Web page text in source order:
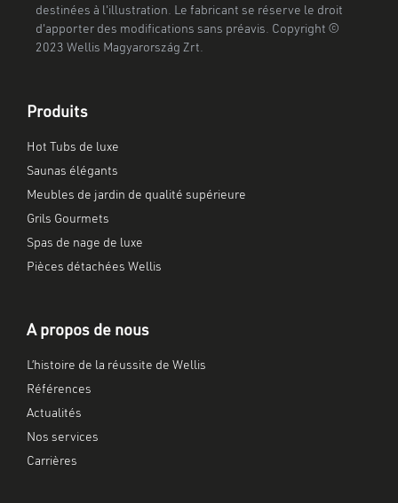
destinées à l'illustration. Le fabricant se réserve le droit
d'apporter des modifications sans préavis. Copyright ©
2023 Wellis Magyarország Zrt.
Produits
Hot Tubs de luxe
Saunas élégants
Meubles de jardin de qualité supérieure
Grils Gourmets
Spas de nage de luxe
Pièces détachées Wellis
A propos de nous
L’histoire de la réussite de Wellis
Références
Actualités
Nos services
Carrières